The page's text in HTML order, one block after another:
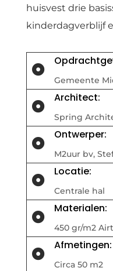
huisvest drie
kinderdagverblijf

Gemeente

Architect:
Spring

Ontwerper:
M2uur bv,

Locatie:
Centrale hal

Materialen:
450 gr/m2

Afmetingen:
Circa 50 m2